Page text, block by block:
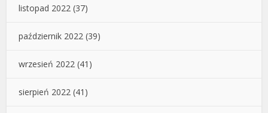
listopad 2022 (37)
październik 2022 (39)
wrzesień 2022 (41)
sierpień 2022 (41)